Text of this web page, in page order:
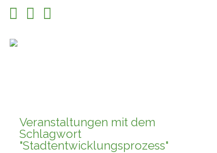
Veranstaltungen mit dem
Schlagwort
"Stadtentwicklungsprozess"